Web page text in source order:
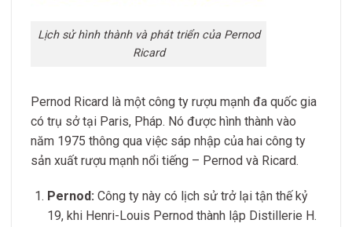
Lịch sử hình thành và phát triển của Pernod
Ricard
Pernod Ricard là một công ty rượu mạnh đa quốc gia
có trụ sở tại Paris, Pháp. Nó được hình thành vào
năm 1975 thông qua việc sáp nhập của hai công ty
sản xuất rượu mạnh nổi tiếng – Pernod và Ricard.
Pernod: Công ty này có lịch sử trở lại tận thế kỷ
19, khi Henri-Louis Pernod thành lập Distillerie H.